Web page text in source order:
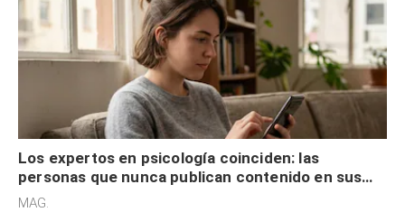
Los expertos en psicología coinciden: las
personas que nunca publican contenido en sus
redes sociales no pretenden buscar validación
MAG.